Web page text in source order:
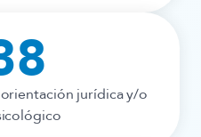
jurídica y/o